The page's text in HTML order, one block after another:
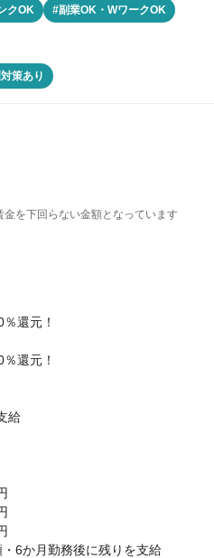
クOK #副業OK・WワークOK
策あり
を下回らない金額となっています
還元！
還元！
給
6か月勤務後に残りを支給